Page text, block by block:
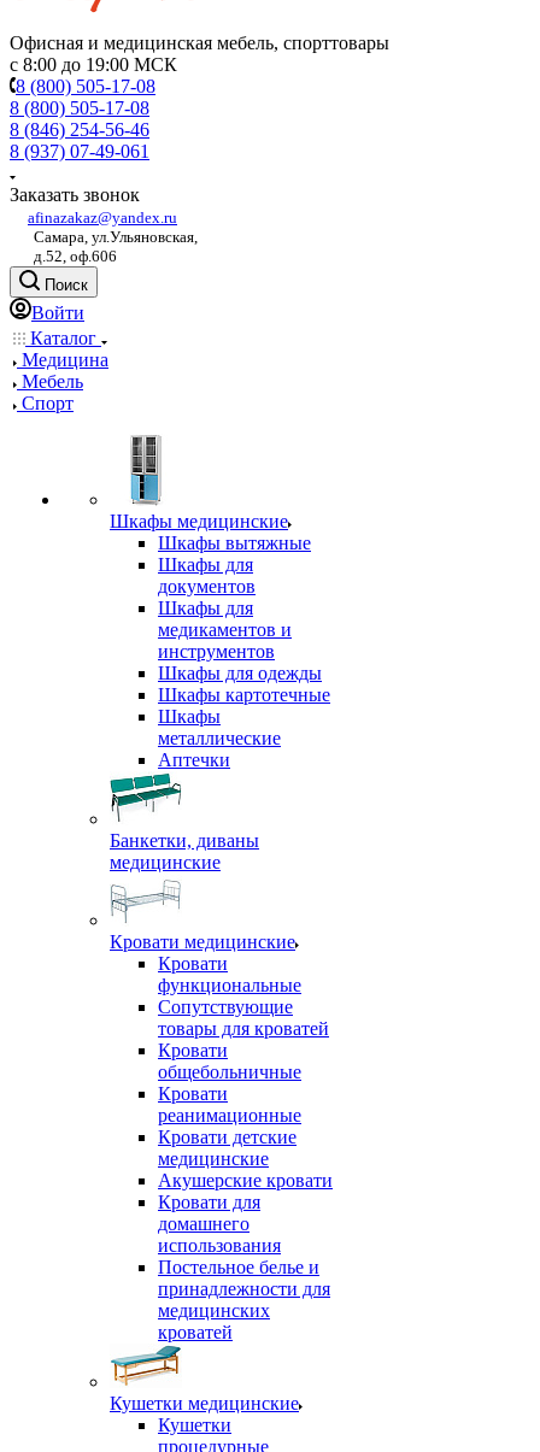
Офисная и медицинская мебель, спорттовары
с 8:00 до 19:00 МСК
8 (800) 505-17-08
8 (800) 505-17-08
8 (846) 254-56-46
8 (937) 07-49-061
Заказать звонок
afinazakaz@yandex.ru
Самара, ул.Ульяновская,
д.52, оф.606
Поиск
Войти
Каталог
Медицина
Мебель
Спорт
Шкафы медицинские
Шкафы вытяжные
Шкафы для
документов
Шкафы для
медикаментов и
инструментов
Шкафы для одежды
Шкафы картотечные
Шкафы
металлические
Аптечки
Банкетки, диваны
медицинские
Кровати медицинские
Кровати
функциональные
Сопутствующие
товары для кроватей
Кровати
общебольничные
Кровати
реанимационные
Кровати детские
медицинские
Акушерские кровати
Кровати для
домашнего
использования
Постельное белье и
принадлежности для
медицинских
кроватей
Кушетки медицинские
Кушетки
процедурные